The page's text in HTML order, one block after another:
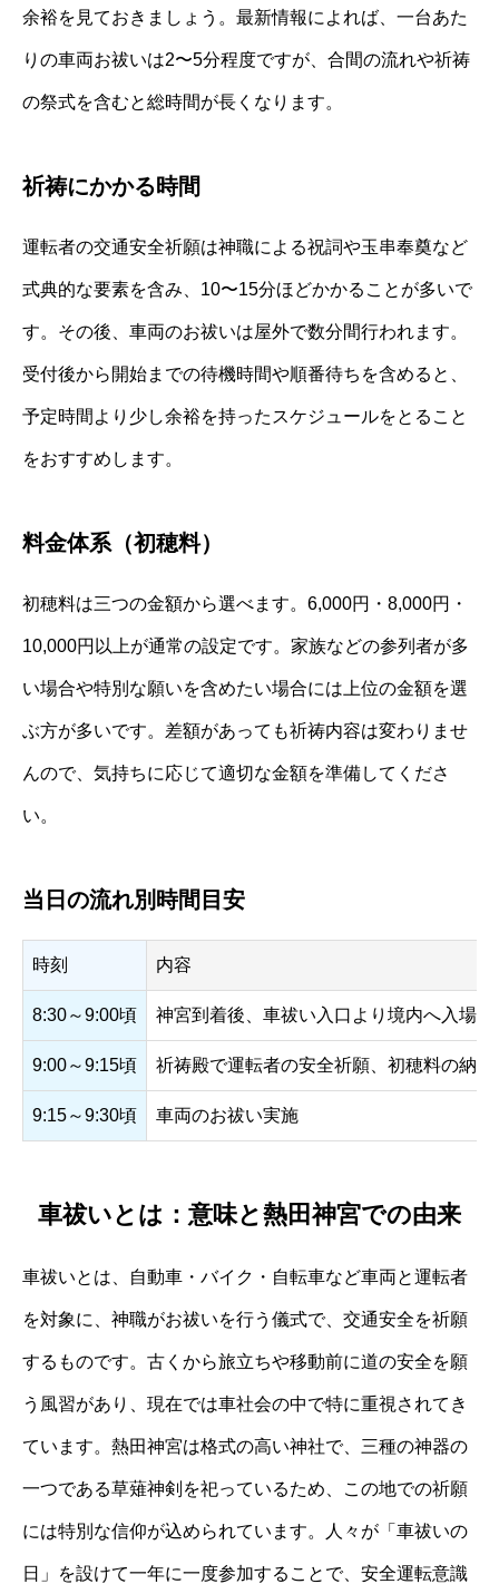
余裕を見ておきましょう。最新情報によれば、一台あた
りの車両お祓いは2〜5分程度ですが、合間の流れや祈祷
の祭式を含むと総時間が長くなります。
祈祷にかかる時間
運転者の交通安全祈願は神職による祝詞や玉串奉奠など
式典的な要素を含み、10〜15分ほどかかることが多いで
す。その後、車両のお祓いは屋外で数分間行われます。
受付後から開始までの待機時間や順番待ちを含めると、
予定時間より少し余裕を持ったスケジュールをとること
をおすすめします。
料金体系（初穂料）
初穂料は三つの金額から選べます。6,000円・8,000円・
10,000円以上が通常の設定です。家族などの参列者が多
い場合や特別な願いを含めたい場合には上位の金額を選
ぶ方が多いです。差額があっても祈祷内容は変わりませ
んので、気持ちに応じて適切な金額を準備してくださ
い。
当日の流れ別時間目安
時刻 内容
8:30～9:00頃 神宮到着後、車祓い入口より境内へ入場
9:00～9:15頃 祈祷殿で運転者の安全祈願、初穂料の納入
9:15～9:30頃 車両のお祓い実施
車祓いとは：意味と熱田神宮での由来
車祓いとは、自動車・バイク・自転車など車両と運転者
を対象に、神職がお祓いを行う儀式で、交通安全を祈願
するものです。古くから旅立ちや移動前に道の安全を願
う風習があり、現在では車社会の中で特に重視されてき
ています。熱田神宮は格式の高い神社で、三種の神器の
一つである草薙神剣を祀っているため、この地での祈願
には特別な信仰が込められています。人々が「車祓いの
日」を設けて一年に一度参加することで、安全運転意識